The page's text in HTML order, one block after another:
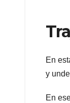
En
y
En